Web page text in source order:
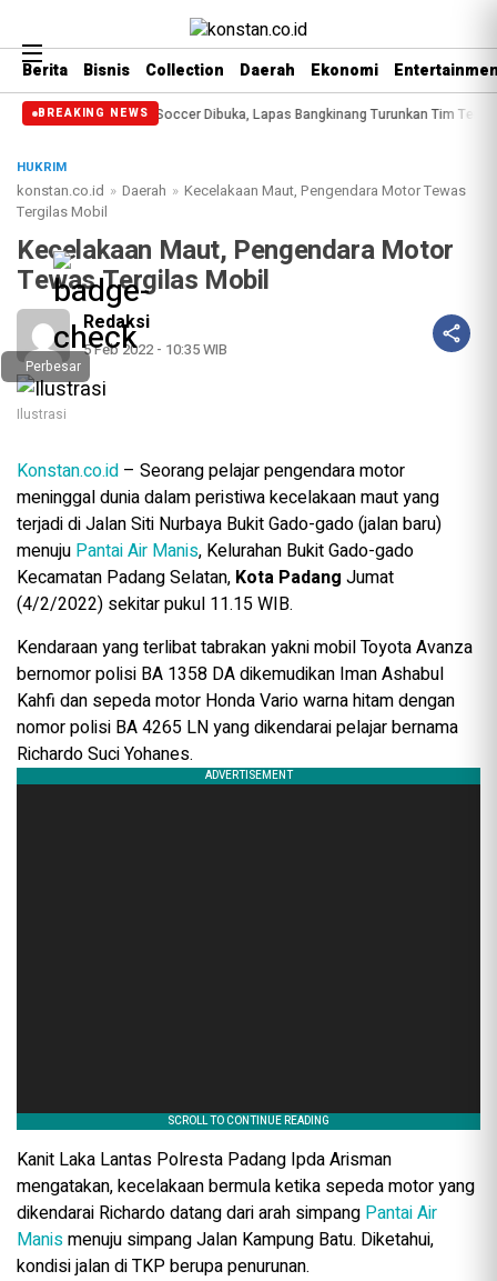
Berita Bisnis Collection Daerah Ekonomi
BREAKING NEWS
Kakanwil Cup Mini Soccer Dibuka, Lapas Bangkinang Turunkan Tim Terbaik
HUKRIM
konstan.co.id » Daerah » Kecelakaan Maut, Pengendara Motor Tewas
Tergilas Mobil
Kecelakaan Maut, Pengendara Motor
Tewas Tergilas Mobil
Redaksi
5 Feb 2022 - 10:35 WIB
Perbesar
Ilustrasi
Konstan.co.id – Seorang pelajar pengendara motor
meninggal dunia dalam peristiwa kecelakaan maut yang
terjadi di Jalan Siti Nurbaya Bukit Gado-gado (jalan baru)
menuju Pantai Air Manis, Kelurahan Bukit Gado-gado
Kecamatan Padang Selatan, Kota Padang Jumat
(4/2/2022) sekitar pukul 11.15 WIB.
Kendaraan yang terlibat tabrakan yakni mobil Toyota Avanza
bernomor polisi BA 1358 DA dikemudikan Iman Ashabul
Kahfi dan sepeda motor Honda Vario warna hitam dengan
nomor polisi BA 4265 LN yang dikendarai pelajar bernama
Richardo Suci Yohanes.
Kanit Laka Lantas Polresta Padang Ipda Arisman
mengatakan, kecelakaan bermula ketika sepeda motor yang
dikendarai Richardo datang dari arah simpang Pantai Air
Manismenuju simpang Jalan Kampung Batu. Diketahui,
kondisi jalan di TKP berupa penurunan.